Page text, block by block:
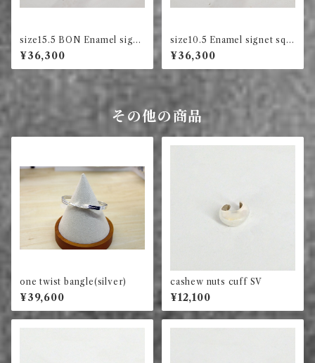
size15.5 BON Enamel signe
t ring long square (blue)
¥36,300
size10.5 Enamel signet squ
are ring (violet)
¥36,300
その他の商品
one twist bangle(silver)
¥39,600
cashew nuts cuff SV
¥12,100